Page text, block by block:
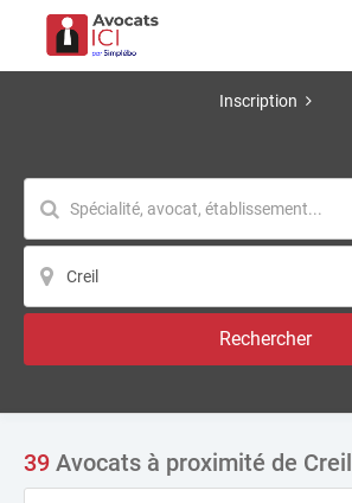
Inscription
Rechercher
39 Avocats à proximité de Creil